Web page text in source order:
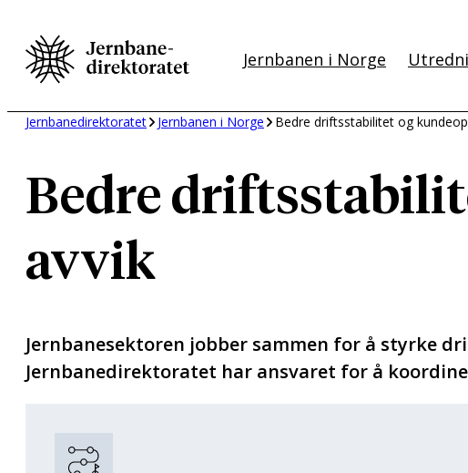
innhold
Jernbanen i Norge
Jernbanedirektoratet Jernbanen i Norge Bedre driftsstabilitet og
Bedre
avvik
Jernbanesektoren jobber sammen for å styrke
Jernbanedirektoratet har ansvaret for å